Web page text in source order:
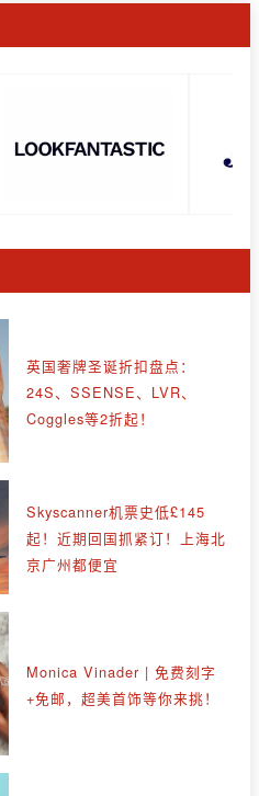
英国奢牌圣诞折扣盘点：
24S、SSENSE、LVR、
Coggles等2折起！
Skyscanner机票史低£145
起！近期回国抓紧订！上海北
京广州都便宜
Monica Vinader | 免费刻字
+免邮，超美首饰等你来挑！